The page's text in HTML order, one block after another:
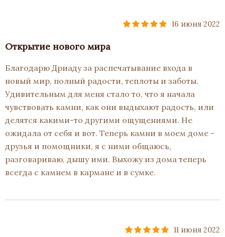
16 июня 2022
Открытие нового мира
Благодарю Дриаду за распечатывание входа в
новый мир, полный радости, теплоты и заботы.
Удивительным для меня стало то, что я начала
чувствовать камни, как они выдыхают радость, или
делятся какими-то другими ощущениями. Не
ожидала от себя и вот. Теперь камни в моем доме -
друзья и помощники, я с ними общаюсь,
разговариваю, дышу ими. Выхожу из дома теперь
всегда с камнем в кармане и в сумке.
11 июня 2022